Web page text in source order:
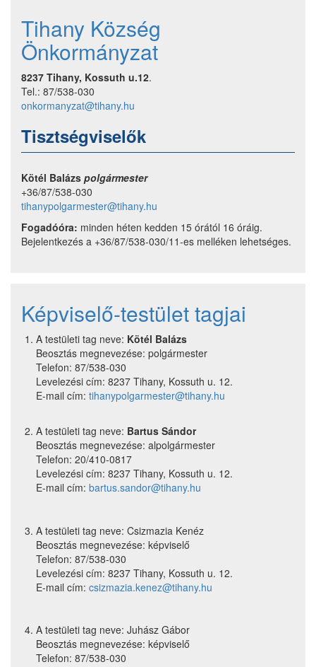
Tihany Község
Önkormányzat
8237 Tihany, Kossuth u.12.
Tel.: 87/538-030
onkormanyzat@tihany.hu
Tisztségviselők
Kötél Balázs polgármester
+36/87/538-030
tihanypolgarmester@tihany.hu
Fogadóóra: minden héten kedden 15 órától 16 óráig.
Bejelentkezés a +36/87/538-030/11-es melléken lehetséges.
Képviselő-testület tagjai
A testületi tag neve: Kötél Balázs
Beosztás megnevezése: polgármester
Telefon: 87/538-030
Levelezési cím: 8237 Tihany, Kossuth u. 12.
E-mail cím: tihanypolgarmester@tihany.hu
A testületi tag neve: Bartus Sándor
Beosztás megnevezése: alpolgármester
Telefon: 20/410-0817
Levelezési cím: 8237 Tihany, Kossuth u. 12.
E-mail cím: bartus.sandor@tihany.hu
A testületi tag neve: Csizmazia Kenéz
Beosztás megnevezése: képviselő
Telefon: 87/538-030
Levelezési cím: 8237 Tihany, Kossuth u. 12.
E-mail cím: csizmazia.kenez@tihany.hu
A testületi tag neve: Juhász Gábor
Beosztás megnevezése: képviselő
Telefon: 87/538-030